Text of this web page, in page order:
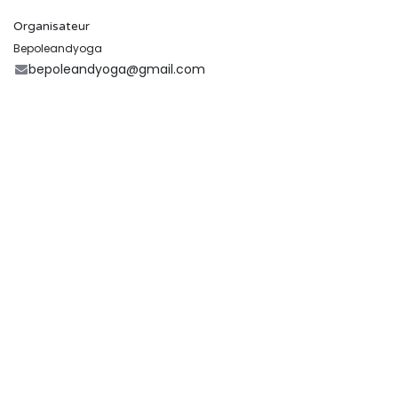
Organisateur
Bepoleandyoga
bepoleandyoga@gmail.com